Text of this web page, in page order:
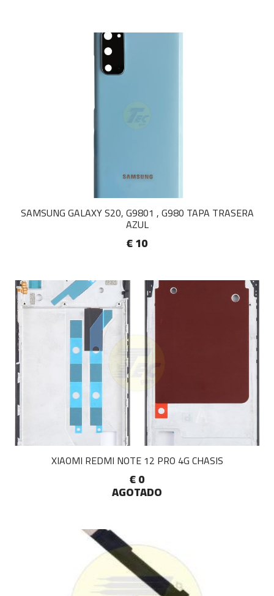
SAMSUNG GALAXY S20, G9801 , G980 TAPA TRASERA
AZUL
€ 10
XIAOMI REDMI NOTE 12 PRO 4G CHASIS
€ 0
AGOTADO